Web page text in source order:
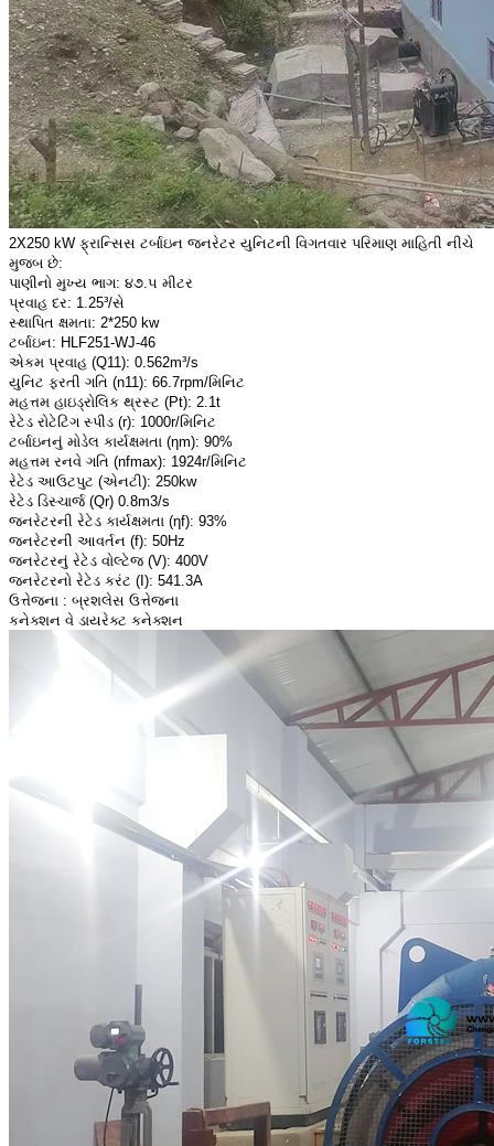
2X250 kW ફ્રાન્સિસ ટર્બાઇન જનરેટર યુનિટની વિગતવાર પરિમાણ માહિતી નીચે
મુજબ છે:
પાણીનો મુખ્ય ભાગ: ૪૭.૫ મીટર
પ્રવાહ દર: 1.25³/સે
સ્થાપિત ક્ષમતા: 2*250 kw
ટર્બાઇન: HLF251-WJ-46
એકમ પ્રવાહ (Q11): 0.562m³/s
યુનિટ ફરતી ગતિ (n11): 66.7rpm/મિનિટ
મહત્તમ હાઇડ્રોલિક થ્રસ્ટ (Pt): 2.1t
રેટેડ રોટેટિંગ સ્પીડ (r): 1000r/મિનિટ
ટર્બાઇનનું મોડેલ કાર્યક્ષમતા (ηm): 90%
મહત્તમ રનવે ગતિ (nfmax): 1924r/મિનિટ
રેટેડ આઉટપુટ (એનટી): 250kw
રેટેડ ડિસ્ચાર્જ (Qr) 0.8m3/s
જનરેટરની રેટેડ કાર્યક્ષમતા (ηf): 93%
જનરેટરની આવર્તન (f): 50Hz
જનરેટરનું રેટેડ વોલ્ટેજ (V): 400V
જનરેટરનો રેટેડ કરંટ (I): 541.3A
ઉત્તેજના : બ્રશલેસ ઉત્તેજના
કનેક્શન વે ડાયરેક્ટ કનેક્શન